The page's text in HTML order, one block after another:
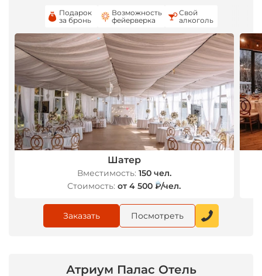
Подарок
за бронь
Возможность
фейерверка
Свой
алкоголь
Шатер
Вместимость: 150 чел.
Стоимость: от 4 500 ₽/чел.
Заказать Посмотреть
Атриум Палас Отель
*